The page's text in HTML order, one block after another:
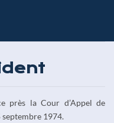
près la Cour d’Appel de
septembre 1974.